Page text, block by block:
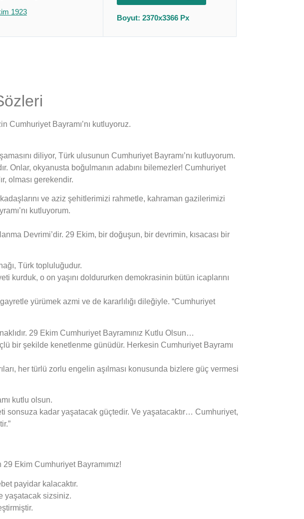
1923
Boyut: 2370x3366 Px
Cumhuriyet Bayramı’nı kutluyoruz.
diliyor, Türk ulusunun Cumhuriyet Bayramı’nı kutluyorum.
Onlar, okyanusta boğulmanın adabını bilemezler! Cumhuriyet
olması gerekendir.
ve aziz şehitlerimizi rahmetle, kahraman gazilerimizi
kutluyorum.
Devrimi’dir. 29 Ekim, bir doğuşun, bir devrimin, kısacası bir
Türk topluluğudur.
o on yaşını doldururken demokrasinin bütün icaplarını
yürümek azmi ve de kararlılığı dileğiyle. “Cumhuriyet
29 Ekim Cumhuriyet Bayramınız Kutlu Olsun…
bir şekilde kenetlenme günüdür. Herkesin Cumhuriyet Bayramı
her türlü zorlu engelin aşılması konusunda bizlere güç vermesi
kutlu olsun.
sonsuza kadar yaşatacak güçtedir. Ve yaşatacaktır… Cumhuriyet,
Ekim Cumhuriyet Bayramımız!
payidar kalacaktır.
yaşatacak sizsiniz.